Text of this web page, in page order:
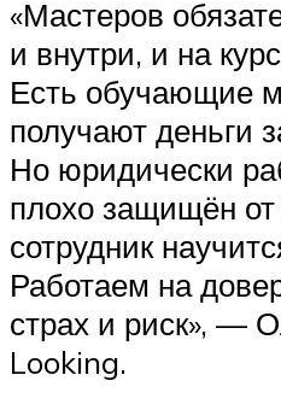
«Мастеров
и внутри, и на
Есть обучающие
получают деньги
Но юридически
плохо защищён от
сотрудник
Работаем на
страх и риск», —
Looking.